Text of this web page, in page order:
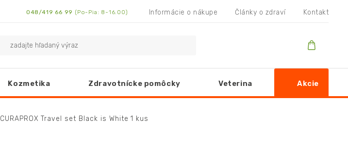
048/419 66 99 (Po-Pia: 8-16.00) Informácie o nákupe Články o zdraví Kontakt
Kozmetika Zdravotnícke pomôcky Veterina Akcie
CURAPROX Travel set Black is White 1 kus